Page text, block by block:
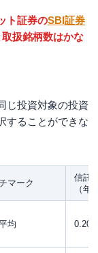
ト証券のSBI証券
扱銘柄数はかな
じ投資対象の投資
することができな
マーク
信託
（年
均